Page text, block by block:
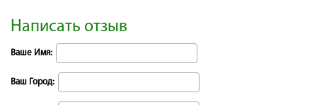
Написать отзыв
Ваше Имя:
Ваш Город: